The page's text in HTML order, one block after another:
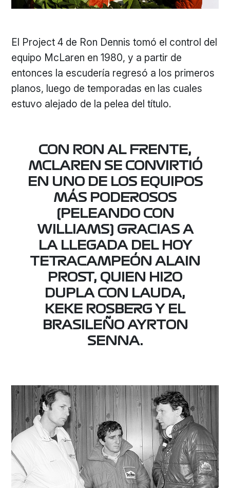
El Project 4 de Ron Dennis tomó el control del
equipo McLaren en 1980, y a partir de
entonces la escudería regresó a los primeros
planos, luego de temporadas en las cuales
estuvo alejado de la pelea del título.
CON RON AL FRENTE,
MCLAREN SE CONVIRTIÓ
EN UNO DE LOS EQUIPOS
MÁS PODEROSOS
(PELEANDO CON
WILLIAMS) GRACIAS A
LA LLEGADA DEL HOY
TETRACAMPEÓN ALAIN
PROST, QUIEN HIZO
DUPLA CON LAUDA,
KEKE ROSBERG Y EL
BRASILEÑO AYRTON
SENNA.